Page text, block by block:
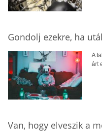
Gondolj ezekre, ha
A
árt
Van, hogy elveszik a